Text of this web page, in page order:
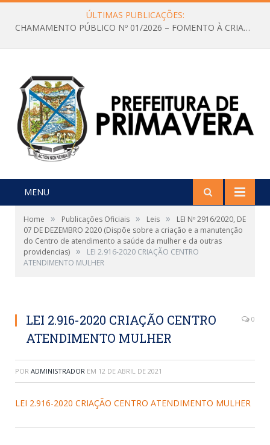
ÚLTIMAS PUBLICAÇÕES:
CHAMAMENTO PÚBLICO Nº 01/2026 – FOMENTO À CRIAÇÃO E A CIRCULAÇÃO DE PRODUÇÕES CULTURAIS – Aldir Blanc
MENU
Home » Publicações Oficiais » Leis »
LEI Nº 2916/2020, DE
07 DE DEZEMBRO 2020 (Dispõe sobre a criação e a manutenção
do Centro de atendimento a saúde da mulher e da outras
providencias) »
LEI 2.916-2020 CRIAÇÃO CENTRO
ATENDIMENTO MULHER
LEI 2.916-2020 CRIAÇÃO CENTRO
ATENDIMENTO MULHER
0
POR ADMINISTRADOR EM 12 DE ABRIL DE 2021
LEI 2.916-2020 CRIAÇÃO CENTRO ATENDIMENTO MULHER